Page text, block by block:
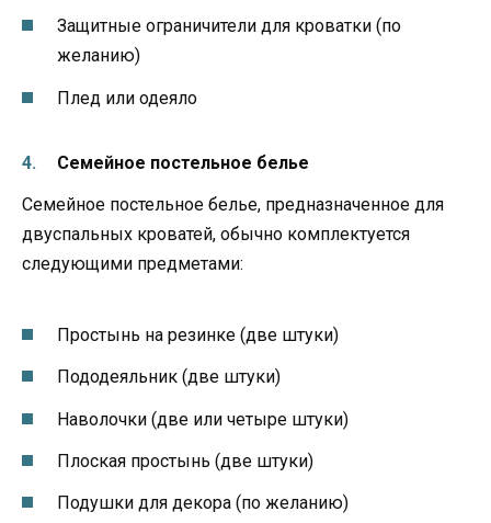
Защитные ограничители для кроватки (по
желанию)
Плед или одеяло
Семейное постельное белье
Семейное постельное белье, предназначенное для
двуспальных кроватей, обычно комплектуется
следующими предметами:
Простынь на резинке (две штуки)
Пододеяльник (две штуки)
Наволочки (две или четыре штуки)
Плоская простынь (две штуки)
Подушки для декора (по желанию)